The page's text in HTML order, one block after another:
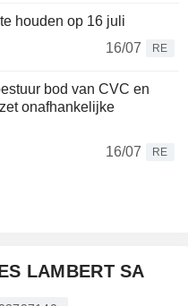
houden op 16 juli
16/07
RE
bod van CVC en
onafhankelijke
16/07
RE
LAMBERT SA